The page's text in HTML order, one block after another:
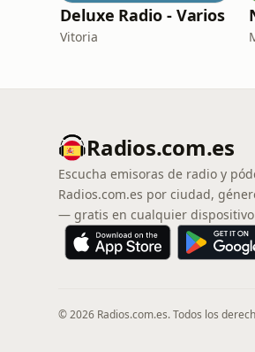
Deluxe Radio - Varios
Vitoria
Radios.com.es
Escucha emisoras de radio y
Radios.com.es por ciudad,
— gratis en cualquier
© 2026 Radios.com.es. Todos los